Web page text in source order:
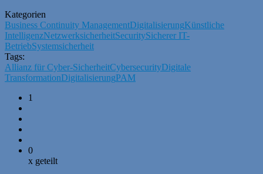
Kategorien
Business Continuity ManagementDigitalisierungKünstliche
IntelligenzNetzwerksicherheitSecuritySicherer IT-
BetriebSystemsicherheit
Tags:
Allianz für Cyber-SicherheitCybersecurityDigitale
TransformationDigitalisierungPAM
1
0
x geteilt